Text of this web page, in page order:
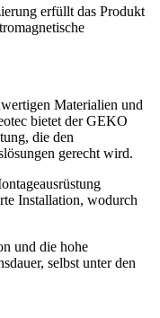
erfüllt das Produkt
Materialien und
bietet der GEKO
die den
gerecht wird.
Installation, wodurch
und die hohe
selbst unter den